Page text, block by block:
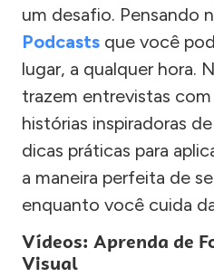
um desafio. Pensando
Podcasts que você
lugar, a qualquer hora.
trazem entrevistas com
histórias inspiradoras
dicas práticas para
a maneira perfeita de
enquanto você cuida
Vídeos: Aprenda de
Visual